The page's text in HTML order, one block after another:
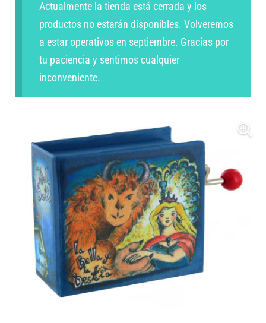
Actualmente la tienda está cerrada y los
productos no estarán disponibles. Volveremos
a estar operativos en septiembre. Gracias por
tu paciencia y sentimos cualquier
inconveniente.